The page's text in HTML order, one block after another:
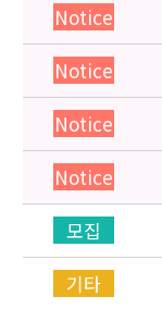
Notice
Notice
Notice
Notice
모집
기타